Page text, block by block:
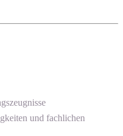
und fachlichen